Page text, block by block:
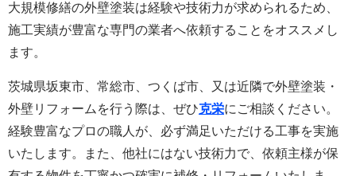
大規模修繕の外壁塗装は経験や技術力が求められるため、
施工実績が豊富な専門の業者へ依頼することをオススメし
ます。
茨城県坂東市、常総市、つくば市、又は近隣で外壁塗装・
外壁リフォームを行う際は、ぜひ克栄にご相談ください。
経験豊富なプロの職人が、必ず満足いただける工事を実施
いたします。また
、他社にはない技術力で、依頼主様が保